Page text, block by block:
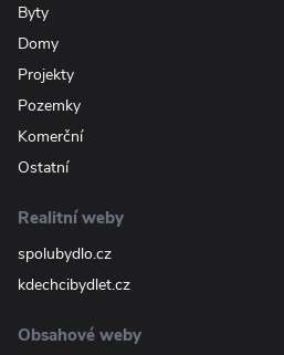
Byty
Domy
Projekty
Pozemky
Komerční
Ostatní
Realitní weby
spolubydlo.cz
kdechcibydlet.cz
Obsahové weby